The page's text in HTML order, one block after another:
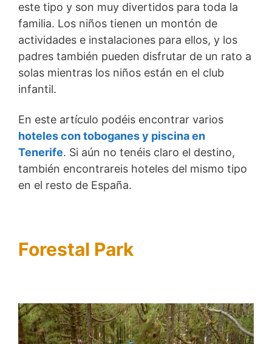
este tipo y son muy divertidos para toda la
familia. Los niños tienen un montón de
actividades e instalaciones para ellos, y los
padres también pueden disfrutar de un rato a
solas mientras los niños están en el club
infantil.
En este artículo podéis encontrar varios
hoteles con toboganes y piscina en
Tenerife. Si aún no tenéis claro el destino,
también encontrareis hoteles del mismo tipo
en el resto de España.
Forestal Park